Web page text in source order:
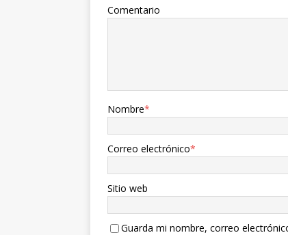
Comentario
Nombre*
Correo electrónico*
Sitio web
Guarda mi nombre, correo